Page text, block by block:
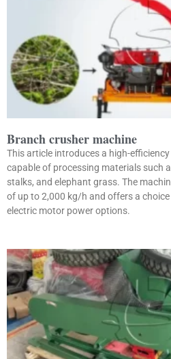
Branch crusher machine
This article introduces a high-
capable of processing materials such
stalks, and elephant grass. The
of up to 2,000 kg/h and offers a choice
electric motor power options.